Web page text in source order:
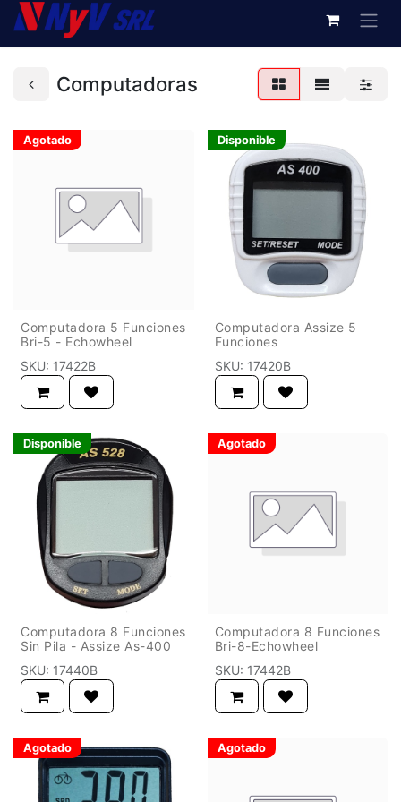
Computadoras
Agotado
Computadora 5 Funciones
Bri-5 - Echowheel
SKU: 17422B
Disponible
Computadora Assize 5
Funciones
SKU: 17420B
Disponible
Computadora 8 Funciones
Sin Pila - Assize As-400
SKU: 17440B
Agotado
Computadora 8 Funciones
Bri-8-Echowheel
SKU: 17442B
Agotado Agotado